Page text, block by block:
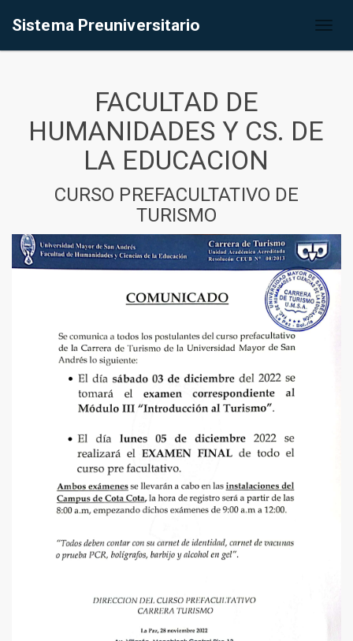
Sistema Preuniversitario
FACULTAD DE
HUMANIDADES Y CS. DE
LA EDUCACION
CURSO PREFACULTATIVO DE
TURISMO